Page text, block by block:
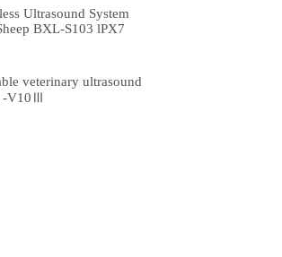
Ultrasound System
BXL-S103 lPX7
veterinary ultrasound
-V10Ⅲ